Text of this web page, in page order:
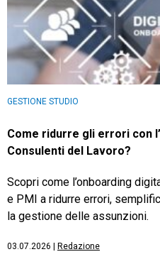
GESTIONE STUDIO
Come ridurre gli errori con
Consulenti del Lavoro?
Scopri come l’onboarding
e PMI a ridurre errori,
la gestione delle assunzioni.
03.07.2026 Redazione